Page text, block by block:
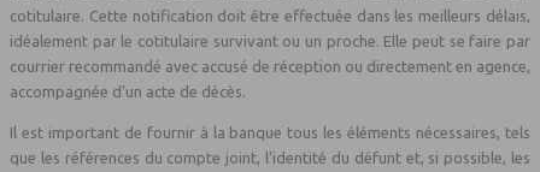
cotitulaire. Cette notification doit être effectuée dans les meilleurs délais,
idéalement par le cotitulaire survivant ou un proche. Elle peut se faire par
courrier recommandé avec accusé de réception ou directement en agence,
accompagnée d’un acte de décès.
Il est important de fournir à la banque tous les éléments nécessaires, tels
que les références du compte joint, l’identité du défunt et, si possible, les